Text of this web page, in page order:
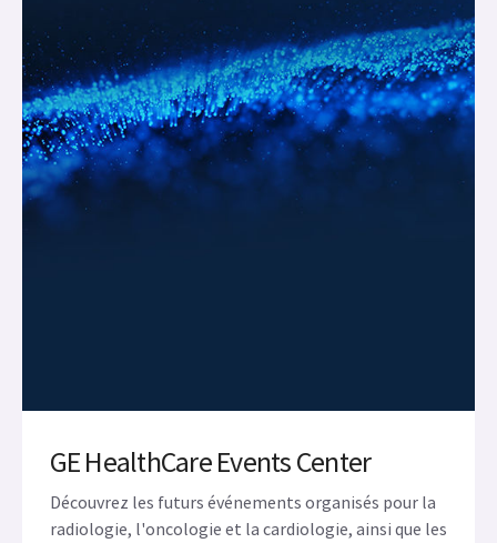
GE HealthCare Events Center
Découvrez les futurs événements organisés pour la
radiologie, l'oncologie et la cardiologie, ainsi que les